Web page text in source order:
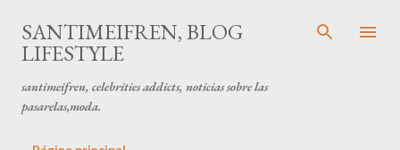
Ir al contenido principal
SANTIMEIFREN, BLOG
LIFESTYLE
santimeifren, celebrities addicts, noticias sobre las
pasarelas,moda.